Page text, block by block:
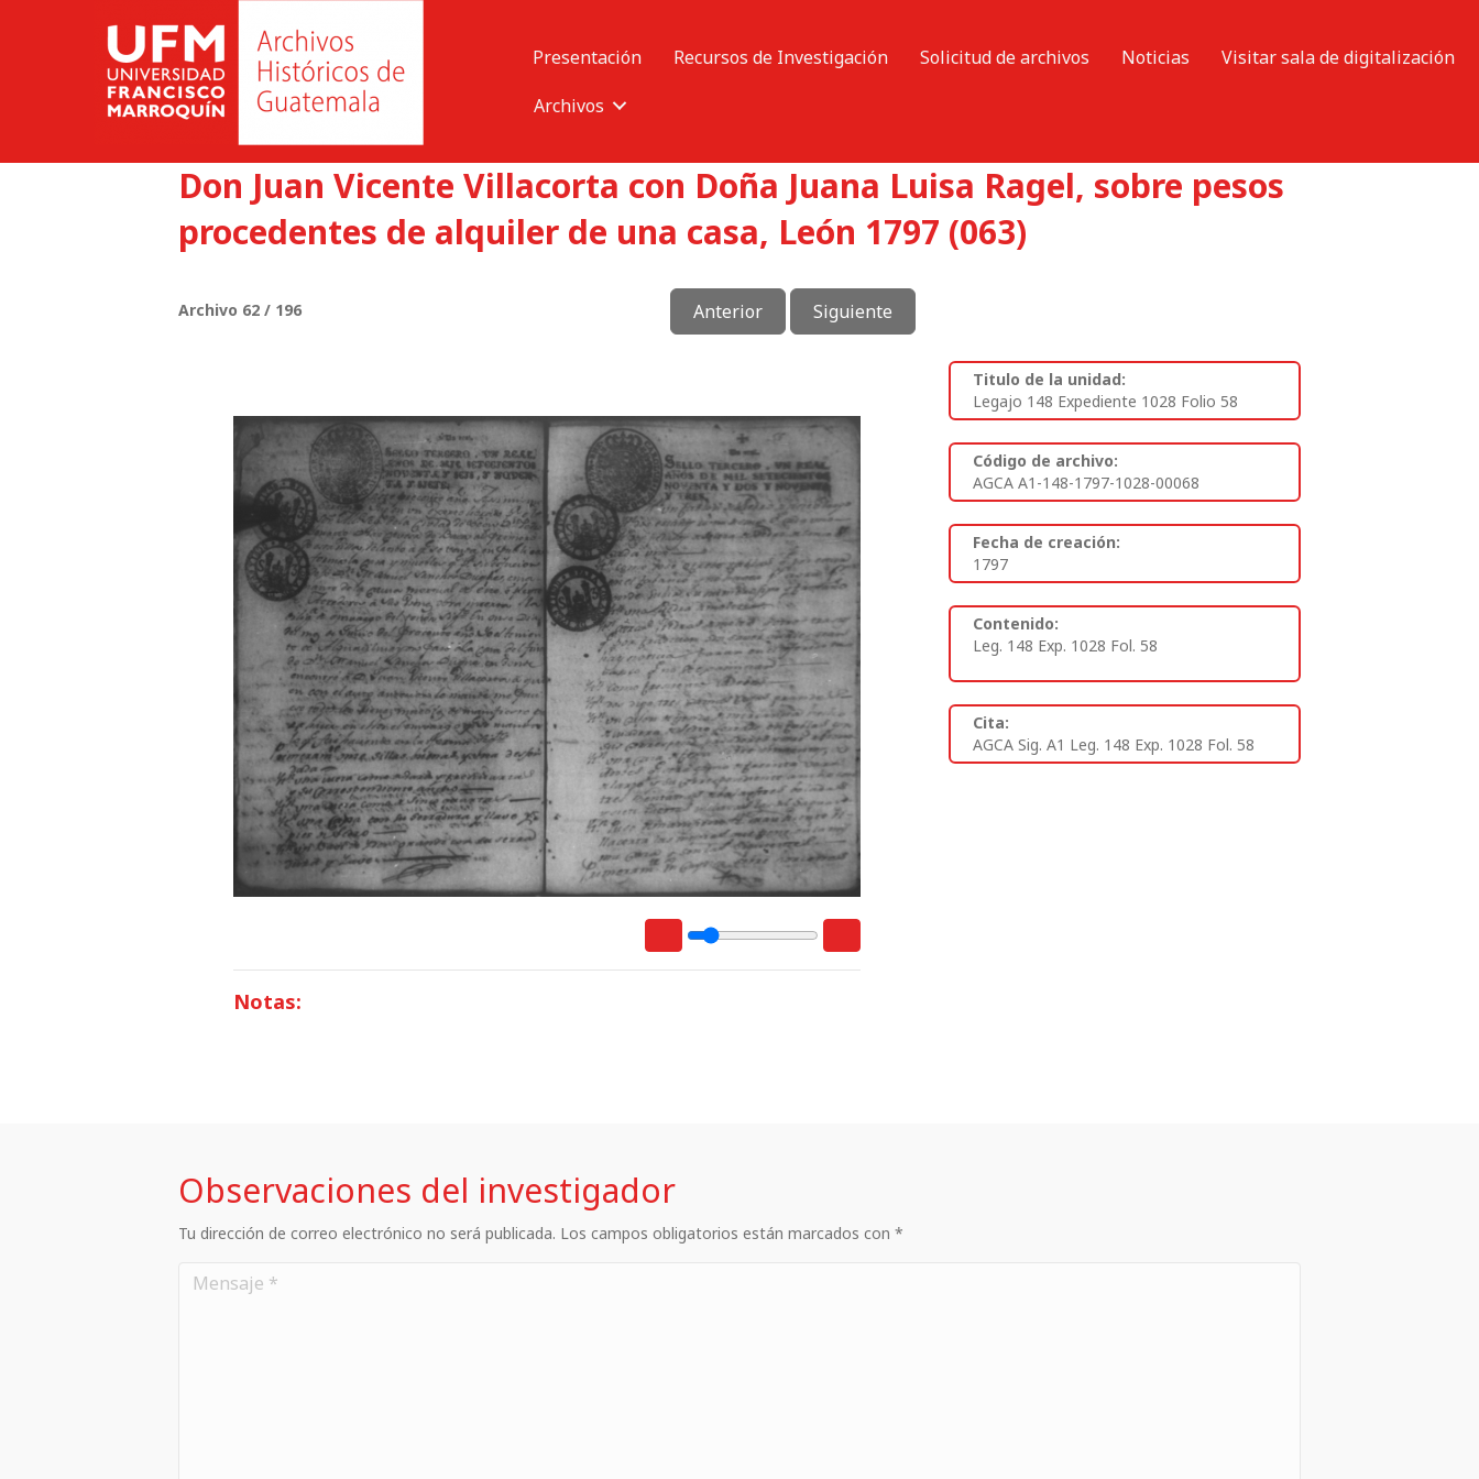
Presentación Recursos de Investigación Solicitud de archivos Noticias
Visitar sala de digitalización
Archivos
Don Juan Vicente Villacorta con Doña Juana Luisa Ragel, sobre pesos
procedentes de alquiler de una casa, León 1797 (063)
Archivo 62 / 196 Anterior Siguiente
Notas:
Titulo de la unidad:
Legajo 148 Expediente 1028 Folio 58
Código de archivo:
AGCA A1-148-1797-1028-00068
Fecha de creación:
1797
Contenido:
Leg. 148 Exp. 1028 Fol. 58
Cita:
AGCA Sig. A1 Leg. 148 Exp. 1028 Fol. 58
Observaciones del investigador
Tu dirección de correo electrónico no será publicada. Los campos obligatorios están marcados con *